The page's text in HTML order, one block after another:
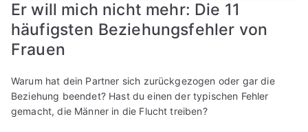
P
u
n
k
e
,
w
Er will mich nicht mehr: Die 11
häufigsten Beziehungsfehler von
Frauen
Warum hat dein Partner sich zurückgezogen oder gar die
Beziehung beendet? Hast du einen der typischen Fehler
gemacht, die Männer in die Flucht treiben?